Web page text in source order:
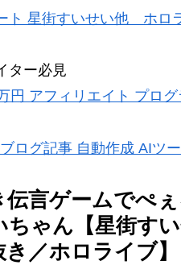
ト 星街すいせい他 ホロ
ター必見
円 アフィリエイト プログ
ログ記事 自動作成 AIツ
伝言ゲームでぺ
ちゃん【星街す
／ホロライブ】